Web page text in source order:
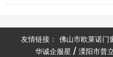
友情链接： 佛山市欧莱诺门
华诚企服星
溧阳市普